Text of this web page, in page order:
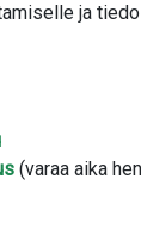
ja
(varaa aika